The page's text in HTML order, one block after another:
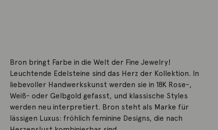
Bron bringt Farbe in die Welt der Fine Jewelry!
Leuchtende Edelsteine sind das Herz der Kollektion. In
liebevoller Handwerkskunst werden sie in 18K Rose-,
Weiß- oder Gelbgold gefasst, und klassische Styles
werden neu interpretiert. Bron steht als Marke für
lässigen Luxus: fröhlich feminine Designs, die nach